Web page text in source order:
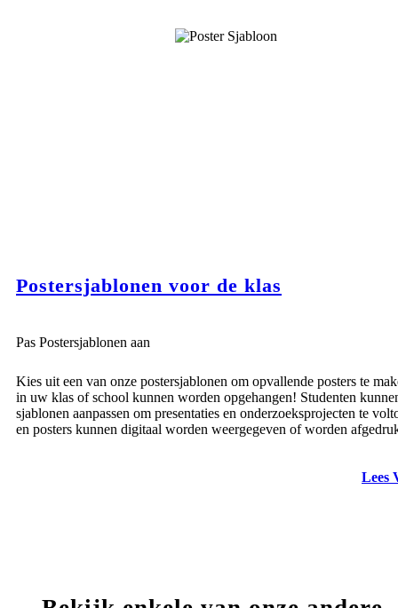
Postersjablonen voor de klas
Pas Postersjablonen aan
Kies uit een van onze postersjablonen om opvallende posters te
in uw klas of school kunnen worden opgehangen! Studenten
sjablonen aanpassen om presentaties en onderzoeksprojecten te
en posters kunnen digitaal worden weergegeven of worden
Lees